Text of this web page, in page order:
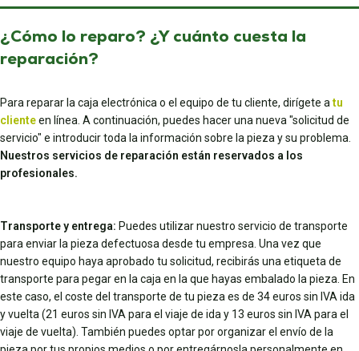
¿Cómo lo reparo? ¿Y cuánto cuesta la
reparación?
Para reparar la caja electrónica o el equipo de tu cliente, dirígete atu
clienteen línea. A continuación, puedes hacer una nueva "solicitud de
servicio" e introducir toda la información sobre la pieza y su problema.
Nuestros servicios de reparación están reservados a los
profesionales.
Transporte y entrega: Puedes utilizar nuestro servicio de transporte
para enviar la pieza defectuosa desde tu empresa. Una vez que
nuestro equipo haya aprobado tu solicitud, recibirás una etiqueta de
transporte para pegar en la caja en la que hayas embalado la pieza. En
este caso, el coste del transporte de tu pieza es de 34 euros sin IVA ida
y vuelta (21 euros sin IVA para el viaje de ida y 13 euros sin IVA para el
viaje de vuelta). También puedes optar por organizar el envío de la